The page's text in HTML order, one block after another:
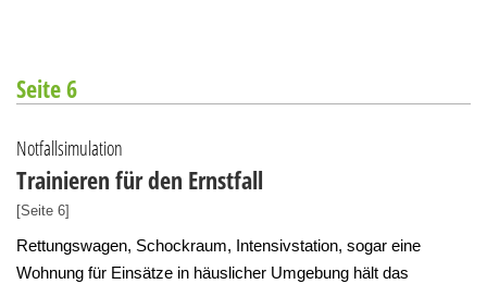
Seite 6
Notfallsimulation
Trainieren für den Ernstfall
[Seite 6]
Rettungswagen, Schockraum, Intensivstation, sogar eine
Wohnung für Einsätze in häuslicher Umgebung hält das